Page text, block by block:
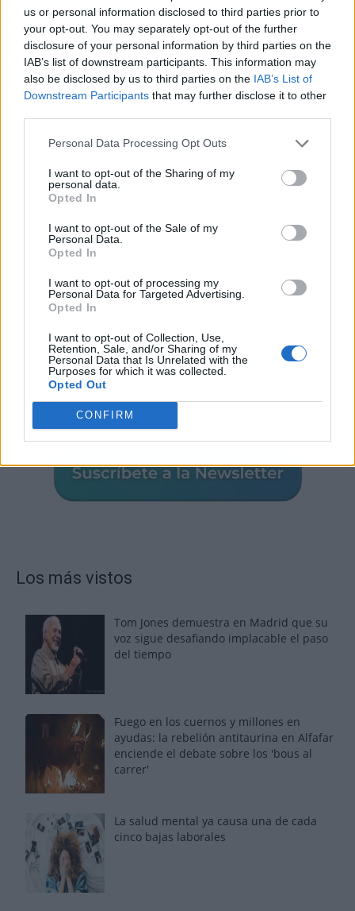
us or personal information disclosed to third parties prior to
your opt-out. You may separately opt-out of the further
disclosure of your personal information by third parties on the
IAB’s list of downstream participants. This information may
also be disclosed by us to third parties on the IAB’s List of
Downstream Participants that may further disclose it to other
Personal Data Processing Opt Outs
I want to opt-out of the Sharing of my
personal data.
Opted In
I want to opt-out of the Sale of my
Personal Data.
Opted In
I want to opt-out of processing my
Personal Data for Targeted Advertising.
Opted In
I want to opt-out of Collection, Use,
Retention, Sale, and/or Sharing of my
Personal Data that Is Unrelated with the
Purposes for which it was collected.
Opted Out
CONFIRM
Los más vistos
Tom Jones demuestra en Madrid que su
voz sigue desafiando implacable el paso
del tiempo
Fuego en los cuernos y millones en
ayudas: la rebelión antitaurina en Alfafar
enciende el debate sobre los 'bous al
carrer'
La salud mental ya causa una de cada
cinco bajas laborales